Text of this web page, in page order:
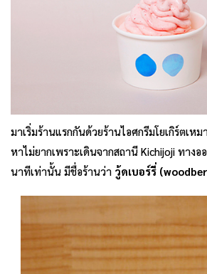
มาเริ่มร้านแรกกันด้วยร้านไอศกรีมโยเกิร์ตเห
หาไม่ยากเพราะเดินจากสถานี Kichijoji ทางอ
นาทีเท่านั้น มีชื่อร้านว่า วู้ดเบอร์รี่